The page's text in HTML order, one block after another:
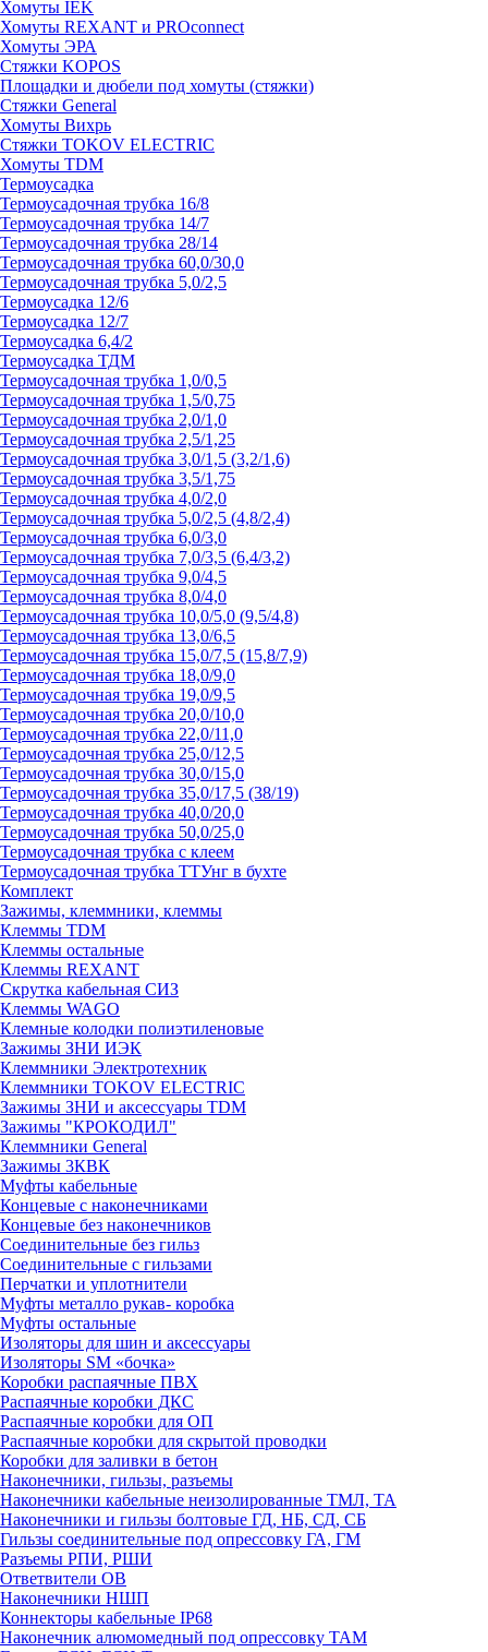
Хомуты IEK
Хомуты REXANT и PROconnect
Хомуты ЭРА
Стяжки KOPOS
Площадки и дюбели под хомуты (стяжки)
Стяжки General
Хомуты Вихрь
Стяжки TOKOV ELECTRIC
Хомуты TDM
Термоусадка
Термоусадочная трубка 16/8
Термоусадочная трубка 14/7
Термоусадочная трубка 28/14
Термоусадочная трубка 60,0/30,0
Термоусадочная трубка 5,0/2,5
Термоусадка 12/6
Термоусадка 12/7
Термоусадка 6,4/2
Термоусадка ТДМ
Термоусадочная трубка 1,0/0,5
Термоусадочная трубка 1,5/0,75
Термоусадочная трубка 2,0/1,0
Термоусадочная трубка 2,5/1,25
Термоусадочная трубка 3,0/1,5 (3,2/1,6)
Термоусадочная трубка 3,5/1,75
Термоусадочная трубка 4,0/2,0
Термоусадочная трубка 5,0/2,5 (4,8/2,4)
Термоусадочная трубка 6,0/3,0
Термоусадочная трубка 7,0/3,5 (6,4/3,2)
Термоусадочная трубка 9,0/4,5
Термоусадочная трубка 8,0/4,0
Термоусадочная трубка 10,0/5,0 (9,5/4,8)
Термоусадочная трубка 13,0/6,5
Термоусадочная трубка 15,0/7,5 (15,8/7,9)
Термоусадочная трубка 18,0/9,0
Термоусадочная трубка 19,0/9,5
Термоусадочная трубка 20,0/10,0
Термоусадочная трубка 22,0/11,0
Термоусадочная трубка 25,0/12,5
Термоусадочная трубка 30,0/15,0
Термоусадочная трубка 35,0/17,5 (38/19)
Термоусадочная трубка 40,0/20,0
Термоусадочная трубка 50,0/25,0
Термоусадочная трубка с клеем
Термоусадочная трубка ТТУнг в бухте
Комплект
Зажимы, клеммники, клеммы
Клеммы TDM
Клеммы остальные
Клеммы REXANT
Скрутка кабельная СИЗ
Клеммы WAGO
Клемные колодки полиэтиленовые
Зажимы ЗНИ ИЭК
Клеммники Электротехник
Клеммники TOKOV ELECTRIC
Зажимы ЗНИ и аксессуары TDM
Зажимы "КРОКОДИЛ"
Клеммники General
Зажимы 3КВК
Муфты кабельные
Концевые с наконечниками
Концевые без наконечников
Соединительные без гильз
Соединительные с гильзами
Перчатки и уплотнители
Муфты металло рукав- коробка
Муфты остальные
Изоляторы для шин и аксессуары
Изоляторы SM «бочка»
Коробки распаячные ПВХ
Распаячные коробки ДКС
Распаячные коробки для ОП
Распаячные коробки для скрытой проводки
Коробки для заливки в бетон
Наконечники, гильзы, разъемы
Наконечники кабельные неизолированные ТМЛ, ТА
Наконечники и гильзы болтовые ГД, НБ, СД, СБ
Гильзы соединительные под опрессовку ГА, ГМ
Разъемы РПИ, РШИ
Ответвители ОВ
Наконечники НШП
Коннекторы кабельные IP68
Наконечник алюмомедный под опрессовку ТАМ